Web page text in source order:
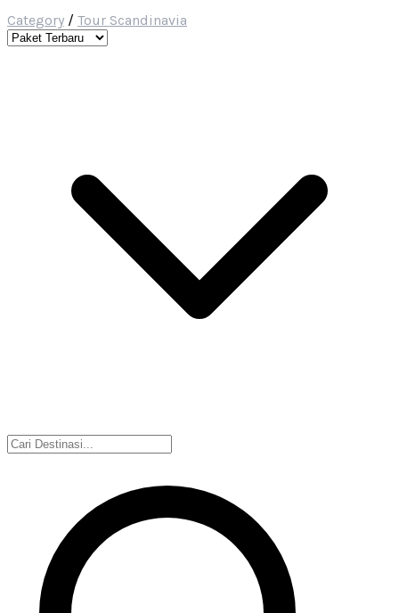
Category / Tour Scandinavia